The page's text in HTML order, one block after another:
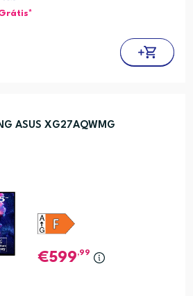
ASUS XG27AQWMG
599,99